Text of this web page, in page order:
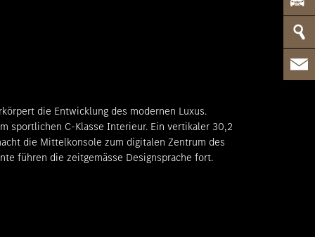
die Entwicklung des modernen Luxus.
sportlichen C-Klasse Interieur. Ein vertikaler 30,2
die Mittelkonsole zum digitalen Zentrum des
führen die zeitgemässe Designsprache fort.